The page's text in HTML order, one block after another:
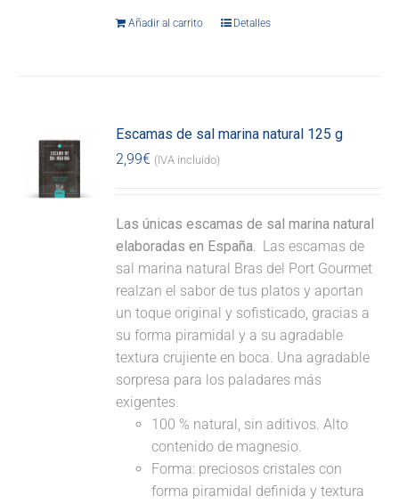
Añadir al carrito Detalles
Escamas de sal marina natural 125 g
2,99€ (IVA incluido)
Las únicas escamas de sal marina natural
elaboradas en España. Las escamas de
sal marina natural Bras del Port Gourmet
realzan el sabor de tus platos y aportan
un toque original y sofisticado, gracias a
su forma piramidal y a su agradable
textura crujiente en boca. Una agradable
sorpresa para los paladares más
exigentes.
100 % natural, sin aditivos. Alto
contenido de magnesio.
Forma: preciosos cristales con
forma piramidal definida y textura